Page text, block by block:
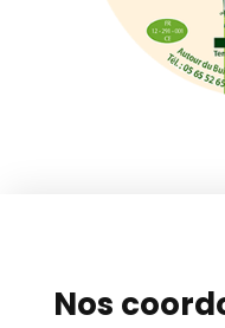
Nos